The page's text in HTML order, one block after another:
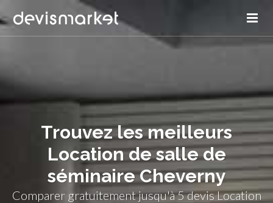
Trouvez les meilleurs
Location de salle de
séminaire Cheverny
Comparer gratuitement jusqu'à 5 devis Location